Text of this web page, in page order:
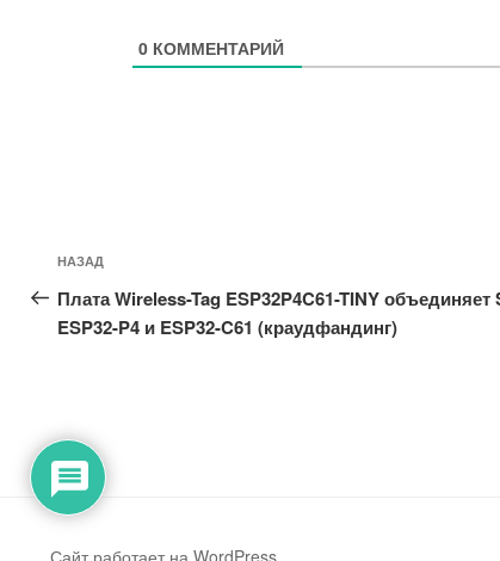
0КОММЕНТАРИЙ
Навигация
по
записям
Предыдущая
запись:
НАЗАД
Плата Wireless-Tag ESP32P4C61-TINY объединяет
ESP32-P4 и ESP32-C61 (краудфандинг)
Сайт работает на WordPress